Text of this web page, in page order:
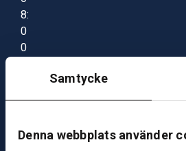
Samtycke
Denna webbplats använder
8:
0
0
7:
0